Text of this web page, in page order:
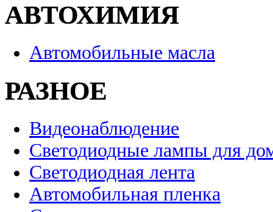
АВТОХИМИЯ
Автомобильные масла
РАЗНОЕ
Видеонаблюдение
Светодиодные лампы для
Светодиодная лента
Автомобильная пленка